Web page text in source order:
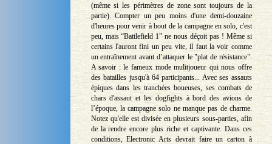
(même si les périmètres de zone sont toujours de la
partie). Compter un peu moins d'une demi-douzaine
d'heures pour venir à bout de la campagne en solo, c'est
peu, mais “Battlefield 1” ne nous déçoit pas ! Même si
certains l'auront fini un peu vite, il faut la voir comme
un entraînement avant d’attaquer le "plat de résistance".
A savoir : le fameux mode mulitjoueur qui nous offre
des batailles jusqu'à 64 participants... Avec ses assauts
épiques dans les tranchées boueuses, ses combats de
chars d'assaut et les dogfights à bord des avions de
l’époque, la campagne solo ne manque pas de charme.
Notez qu'elle est divisée en plusieurs sous-parties, afin
de la rendre encore plus riche et captivante. Dans ces
conditions, Electronic Arts devrait faire un carton à